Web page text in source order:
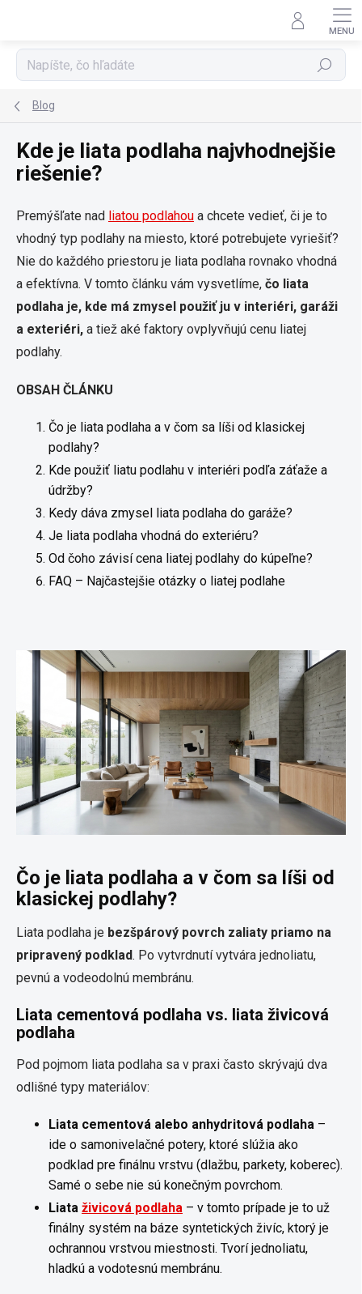
Hľadať
Blog
Kde je liata podlaha najvhodnejšie
riešenie?
Premýšľate nad liatou podlahou a chcete vedieť, či je to
vhodný typ podlahy na miesto, ktoré potrebujete vyriešiť?
Nie do každého priestoru je liata podlaha rovnako vhodná
a efektívna. V tomto článku vám vysvetlíme, čo liata
podlaha je, kde má zmysel použiť ju v interiéri, garáži
a exteriéri, a tiež aké faktory ovplyvňujú cenu liatej
podlahy.
OBSAH ČLÁNKU
Čo je liata podlaha a v čom sa líši od klasickej
podlahy?
Kde použiť liatu podlahu v interiéri podľa záťaže a
údržby?
Kedy dáva zmysel liata podlaha do garáže?
Je liata podlaha vhodná do exteriéru?
Od čoho závisí cena liatej podlahy do kúpeľne?
FAQ – Najčastejšie otázky o liatej podlahe
Čo je liata podlaha a v čom sa líši od
klasickej podlahy?
Liata podlaha je bezšpárový povrch zaliaty priamo na
pripravený podklad. Po vytvrdnutí vytvára jednoliatu,
pevnú a vodeodolnú membránu.
Liata cementová podlaha vs. liata živicová
podlaha
Pod pojmom liata podlaha sa v praxi často skrývajú dva
odlišné typy materiálov:
Liata cementová alebo anhydritová podlaha –
ide o samonivelačné potery, ktoré slúžia ako
podklad pre finálnu vrstvu (dlažbu, parkety, koberec).
Samé o sebe nie sú konečným povrchom.
Liata živicová podlaha – v tomto prípade je to už
finálny systém na báze syntetických živíc, ktorý je
ochrannou vrstvou miestnosti. Tvorí jednoliatu,
hladkú a vodotesnú membránu.